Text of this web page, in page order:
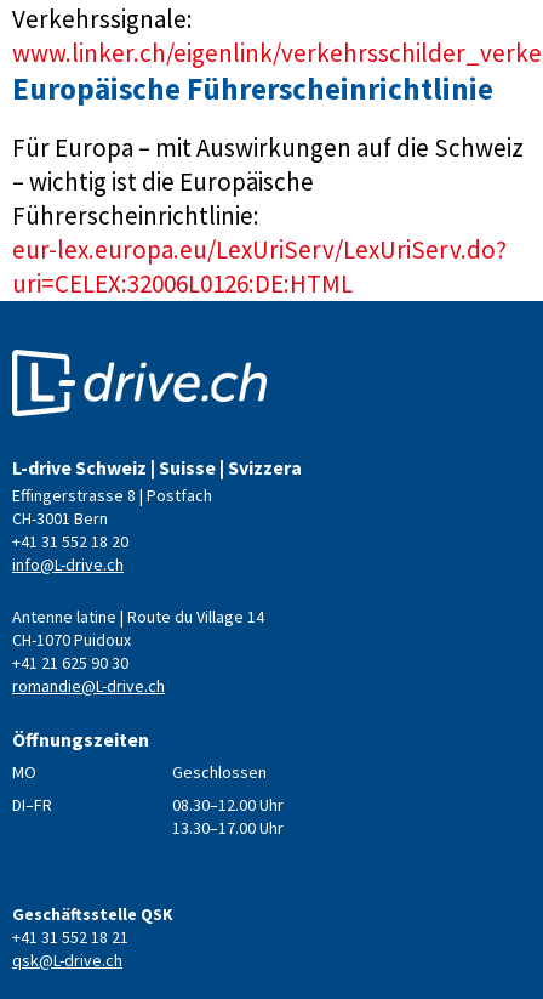
Verkehrssignale:
www.linker.ch/eigenlink/
Europäische Führerscheinrichtlinie
Für Europa – mit Auswirkungen auf die Schweiz
– wichtig ist die Europäische
Führerscheinrichtlinie:
eur-lex.europa.eu/LexUriServ/LexUriServ.do?
uri=CELEX:32006L0126:DE:HTML
L-drive Schweiz | Suisse | Svizzera
Effingerstrasse 8 | Postfach
CH-3001 Bern
+41 31 552 18 20
info@L-drive.ch
Antenne latine | Route du Village 14
CH-1070 Puidoux
+41 21 625 90 30
romandie@L-drive.ch
Öffnungszeiten
MO
Geschlossen
DI–FR
08.30–12.00 Uhr
13.30–17.00 Uhr
Geschäftsstelle QSK
+41 31 552 18 21
qsk@L-drive.ch